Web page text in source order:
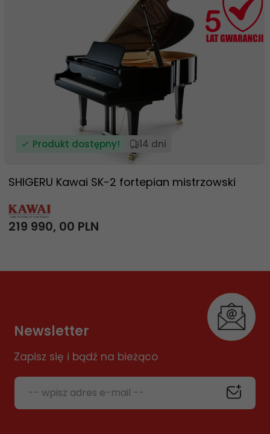
Produkt dostępny! 14 dni
SHIGERU Kawai SK-2 fortepian mistrzowski
219 990, 00 PLN
Newsletter
Zapisz się i bądź na bieżąco
-- wpisz adres e-mail --